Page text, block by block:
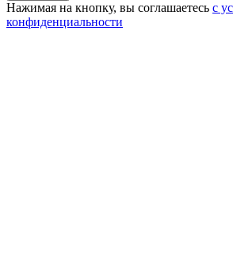
Нажимая на кнопку, вы соглашаетесь с
конфиденциальности